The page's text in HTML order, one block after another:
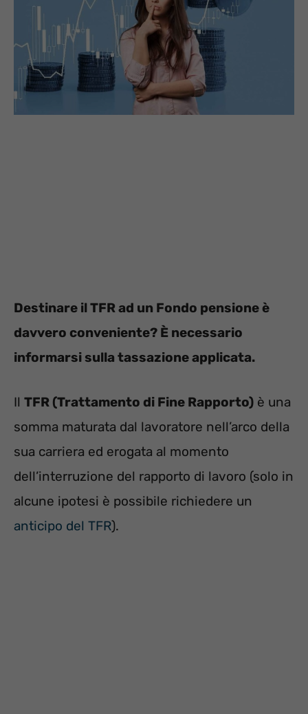
Destinare il TFR ad un Fondo pensione è
davvero conveniente? È necessario
informarsi sulla tassazione applicata.
Il TFR (Trattamento di Fine Rapporto) è una
somma maturata dal lavoratore nell’arco della
sua carriera ed erogata al momento
dell’interruzione del rapporto di lavoro (solo in
alcune ipotesi è possibile richiedere un
anticipo del TFR).